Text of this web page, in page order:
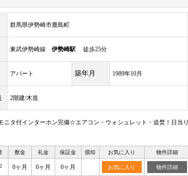
群馬県伊勢崎市鹿島町
東武伊勢崎線 伊勢崎駅徒歩25分
アパート 築年月 1989年10月
2階建/木造
タ付インターホン完備☆エアコン・ウォシュレット・追焚！日当り
敷金 礼金 保証金 償却 お気に入り 物件詳細
2 0ヶ月 0ヶ月 0ヶ月 お気に入り 物件詳細